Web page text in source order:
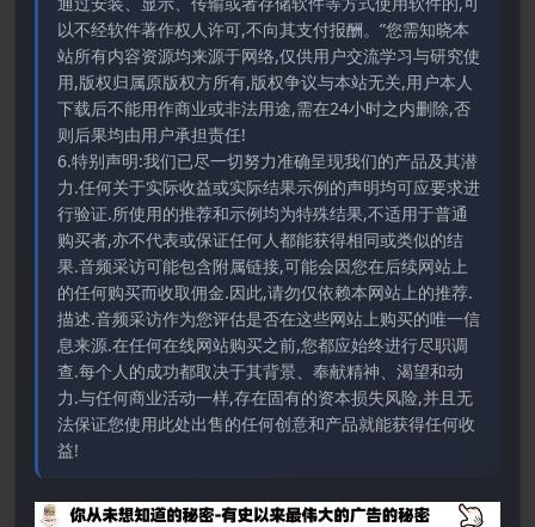
以不经软件著作权人许可,不向其支付报酬。”您需知晓本
站所有内容资源均来源于网络,仅供用户交流学习与研究使
用,版权归属原版权方所有,版权争议与本站无关,用户本人
下载后不能用作商业或非法用途,需在24小时之内删除,否
则后果均由用户承担责任!
6.特别声明:我们已尽一切努力准确呈现我们的产品及其潜
力.任何关于实际收益或实际结果示例的声明均可应要求进
行验证.所使用的推荐和示例均为特殊结果,不适用于普通
购买者,亦不代表或保证任何人都能获得相同或类似的结
果.音频采访可能包含附属链接,可能会因您在后续网站上
的任何购买而收取佣金.因此,请勿仅依赖本网站上的推荐.
描述.音频采访作为您评估是否在这些网站上购买的唯一信
息来源.在任何在线网站购买之前,您都应始终进行尽职调
查.每个人的成功都取决于其背景、奉献精神、渴望和动
力.与任何商业活动一样,存在固有的资本损失风险,并且无
法保证您使用此处出售的任何创意和产品就能获得任何收
益!